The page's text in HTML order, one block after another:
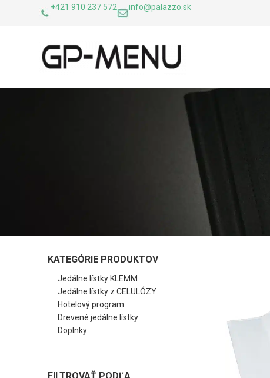
+421 910 237 572 info@palazzo.sk
KATEGÓRIE PRODUKTOV
Jedálne lístky KLEMM
Jedálne lístky z CELULÓZY
Hotelový program
Drevené jedálne lístky
Doplnky